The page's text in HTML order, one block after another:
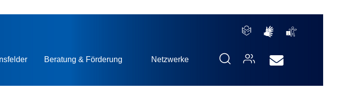
Beratung & Förderung Netzwerke